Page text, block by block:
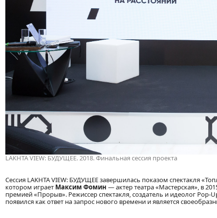
LAKHTA VIEW: БУДУЩЕЕ. 2018. Финальная сессия проекта
Сессия LAKHTA VIEW: БУДУЩЕЕ завершилась показом спектакля
котором играет Максим Фомин — актер театра «Мастерская», в
премией «Прорыв». Режиссер спектакля, создатель и идеолог Pop-
появился как ответ на запрос нового времени и является